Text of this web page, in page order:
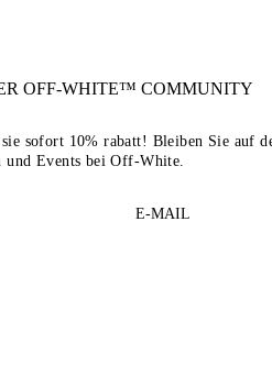
OFF-WHITE™ COMMUNITY
sofort 10% rabatt! Bleiben Sie auf
und Events bei Off-White.
E-MAIL